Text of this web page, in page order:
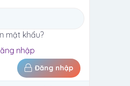
mật khẩu?
nhập
Đăng nhập